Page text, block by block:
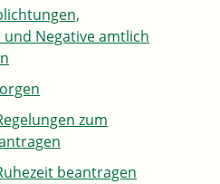
Negative amtlich
zum
beantragen